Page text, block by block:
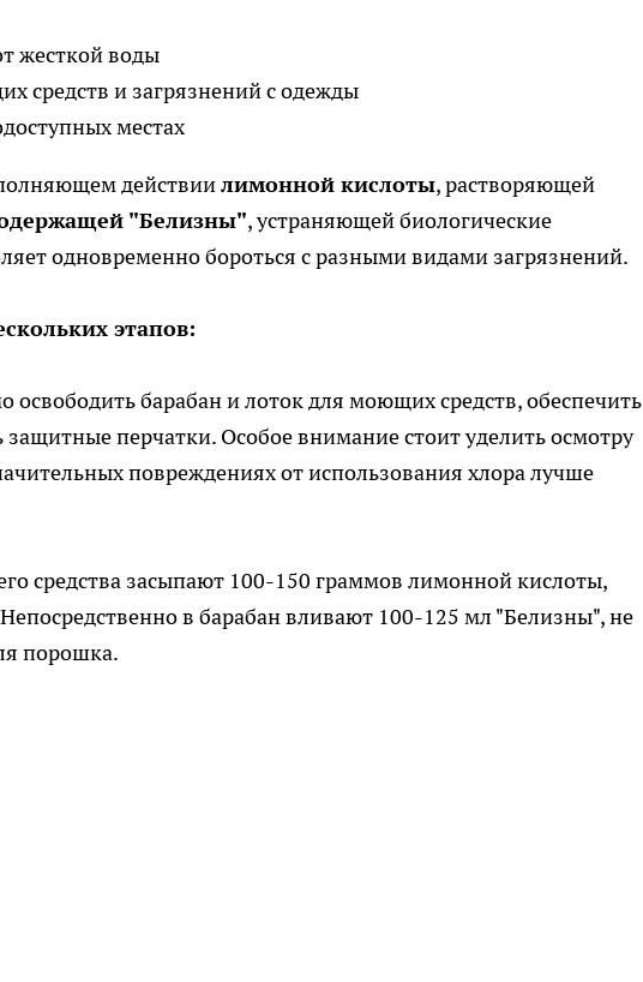
жесткой воды
средств и загрязнений с одежды
местах
действиилимонной кислоты, растворяющей
"Белизны", устраняющей биологические
одновременно бороться с разными видами загрязнений.
этапов:
освободить барабан и лоток для моющих средств, обеспечить
перчатки. Особое внимание стоит уделить осмотру
повреждениях от использования хлора лучше
средства засыпают 100-150 граммов лимонной кислоты,
в барабан вливают 100-125 мл "Белизны", не
порошка.